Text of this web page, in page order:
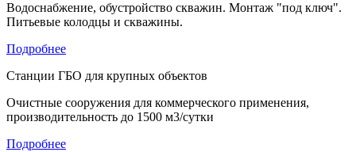
Водоснабжение, обустройство скважин. Монтаж "под ключ".
Питьевые колодцы и скважины.
Подробнее
Станции ГБО для крупных объектов
Очистные сооружения для коммерческого применения,
производительность до 1500 м3/сутки
Подробнее